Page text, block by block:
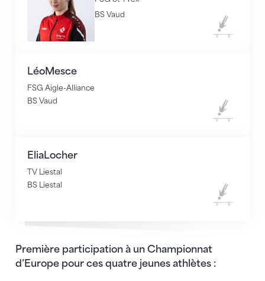
BS Vaud
LéoMesce
FSG Aigle-Alliance
BS Vaud
EliaLocher
TV Liestal
BS Liestal
Première participation à un Championnat
d’Europe pour ces quatre jeunes athlètes :